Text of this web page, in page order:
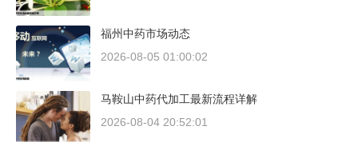
福州中药市场动态
2026-08-05 01:00:02
马鞍山中药代加工最新流程详解
2026-08-04 20:52:01